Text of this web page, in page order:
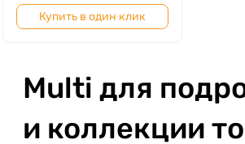
Купить в один клик
Multi для
и коллекции